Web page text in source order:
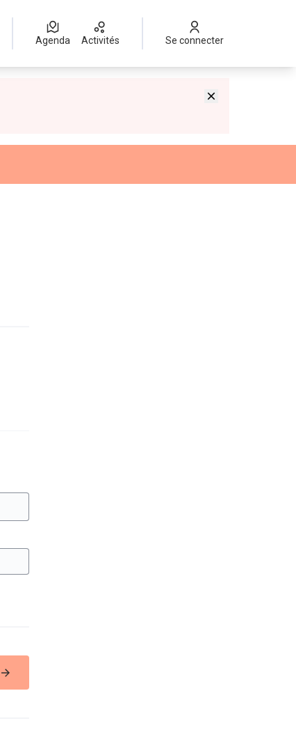
Agenda Activités Se connecter